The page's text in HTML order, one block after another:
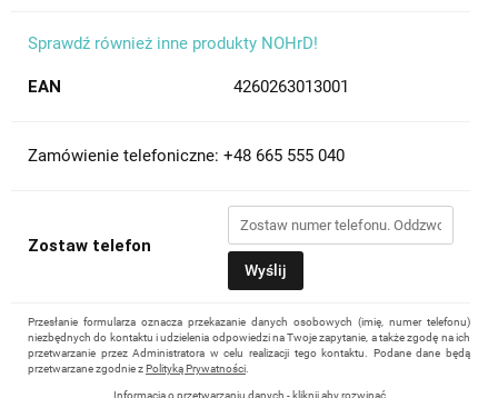
Sprawdź również inne produkty NOHrD!
EAN 4260263013001
Zamówienie telefoniczne: +48 665 555 040
Zostaw telefon
Wyślij
Przesłanie formularza oznacza przekazanie danych osobowych (imię, numer telefonu)
niezbędnych do kontaktu i udzielenia odpowiedzi na Twoje zapytanie, a także zgodę na ich
przetwarzanie przez Administratora w celu realizacji tego kontaktu. Podane dane będą
przetwarzane zgodnie zPolityką Prywatności
Informacja o przetwarzaniu danych - kliknij aby rozwinąć